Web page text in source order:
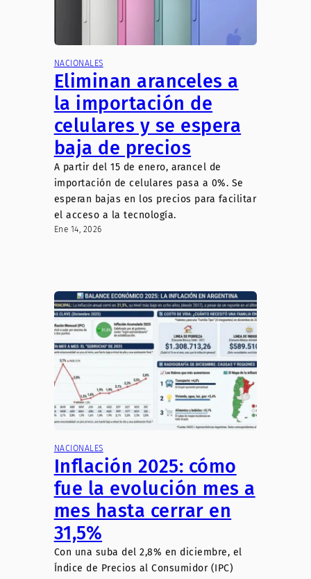
NACIONALES
Eliminan aranceles a
la importación de
celulares y se espera
baja de precios
A partir del 15 de enero, arancel de
importación de celulares pasa a 0%. Se
esperan bajas en los precios para facilitar
el acceso a la tecnología.
Ene 14, 2026
NACIONALES
Inflación 2025: cómo
fue la evolución mes a
mes hasta cerrar en
31,5%
Con una suba del 2,8% en diciembre, el
Índice de Precios al Consumidor (IPC)